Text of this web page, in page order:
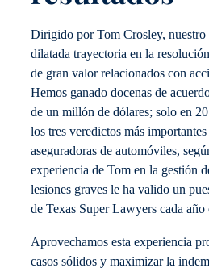
Dirigido por Tom Crosley, nuestro
dilatada trayectoria en la
de gran valor relacionados con
Hemos ganado docenas de
de un millón de dólares; solo en
los tres veredictos más
aseguradoras de automóviles,
experiencia de Tom en la gestión
lesiones graves le ha valido un
de Texas Super Lawyers cada año
Aprovechamos esta experiencia
casos sólidos y maximizar la